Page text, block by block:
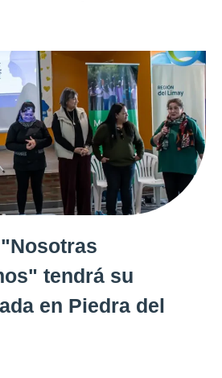
tendrá su
en Piedra del